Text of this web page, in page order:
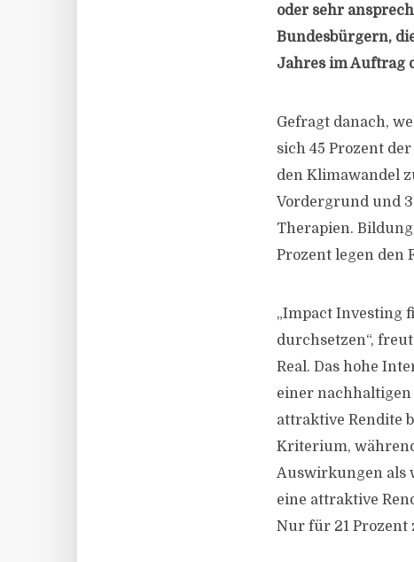
oder sehr
Bundesbürgern,
Jahres im Auftrag
Gefragt danach,
sich 45 Prozent
den Klimawandel
Vordergrund und
Therapien.
Prozent legen den
„Impact Investing
durchsetzen“,
Real. Das hohe
einer nachhaltigen
attraktive Rendite
Kriterium,
Auswirkungen als
eine attraktive
Nur für 21 Prozent